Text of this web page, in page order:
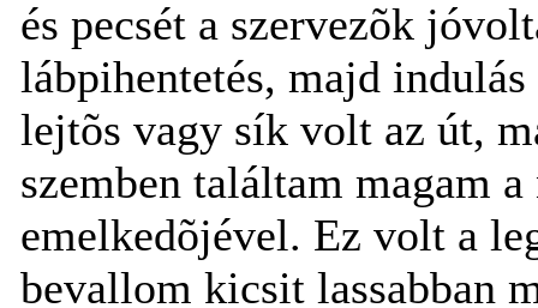
és pecsét a szervezõk
lábpihentetés, majd
lejtõs vagy sík volt az út,
szemben találtam magam
emelkedõjével. Ez volt a
bevallom kicsit lassabban